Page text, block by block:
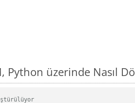
Python üzerinde Nasıl